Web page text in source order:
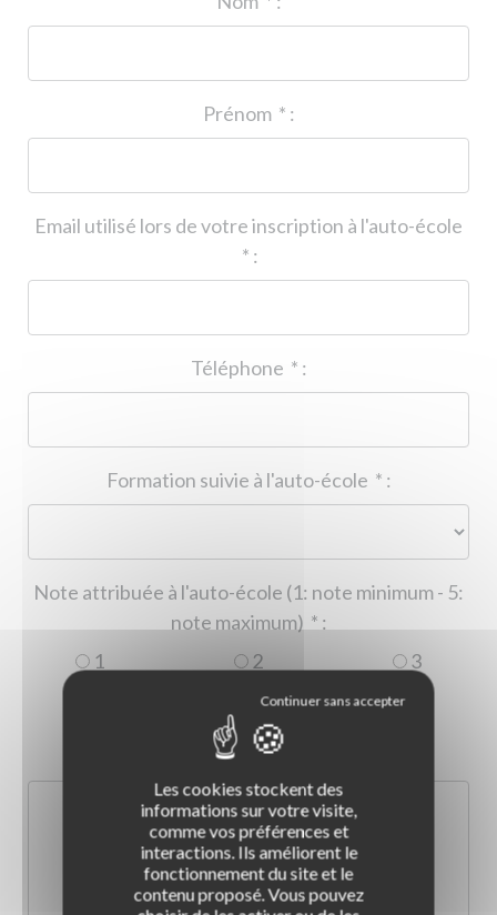
* :
Email utilisé lors de votre inscription à l'auto-école
* :
* :
* :
Note attribuée à l'auto-école (1: note minimum - 5:
* :
1
2
3
5
Les cookies stockent des
informations sur votre visite,
comme vos préférences et
interactions. Ils améliorent le
fonctionnement du site et le
contenu proposé. Vous pouvez